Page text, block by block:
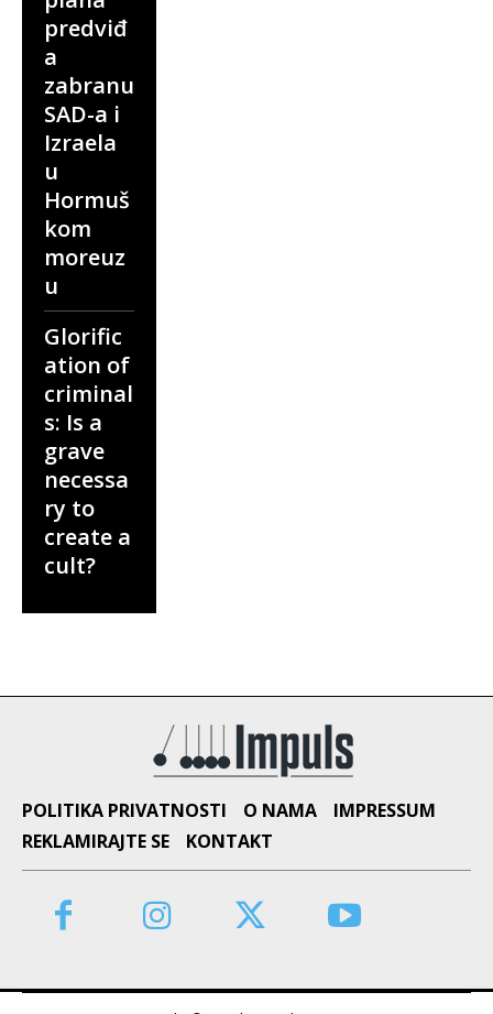
predviđ
a
zabranu
SAD-a i
Izraela
u
Hormuš
kom
moreuz
u
Glorific
ation of
criminal
s: Is a
grave
necessa
ry to
create a
cult?
POLITIKA PRIVATNOSTI O NAMA
IMPRESSUM
REKLAMIRAJTE SE
KONTAKT